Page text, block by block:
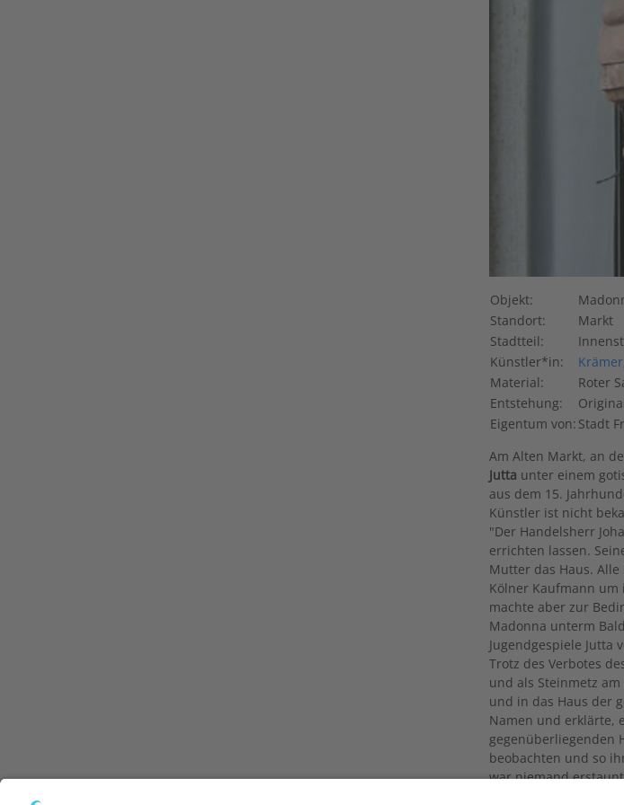
Objekt:
Standort:
Markt
Stadtteil:
Künstler*in:
Material:
Roter
Entstehung:
Eigentum von: Stadt
Am Alten Markt, an
Jutta unter einem
aus dem 15.
Künstler ist nicht
"Der Handelsherr
errichten lassen.
Mutter das Haus.
Kölner Kaufmann um
machte aber zur
Madonna unterm
Jugendgespiele Jutta
Trotz des Verbotes
und als Steinmetz
und in das Haus der
Namen und erklärte,
gegenüberliegenden
beobachten und so
war niemand